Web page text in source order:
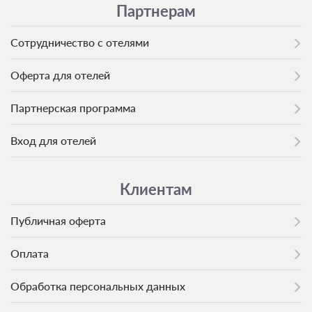
после подтверждения бронирования. Сумма предоплаты
составляет -1 руб.
Недостаточно мест Забронировать
7 фото
Партнерам
Сотрудничество с отелями
Оферта для отелей
Партнерская программа
Вход для отелей
Клиентам
Публичная оферта
Оплата
Обработка персональных данных